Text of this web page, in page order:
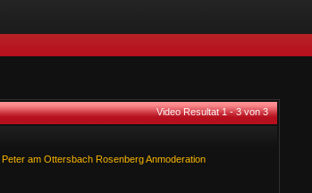
Video Resultat 1 - 3 von 3
Peter am Ottersbach RosenbergAnmoderation